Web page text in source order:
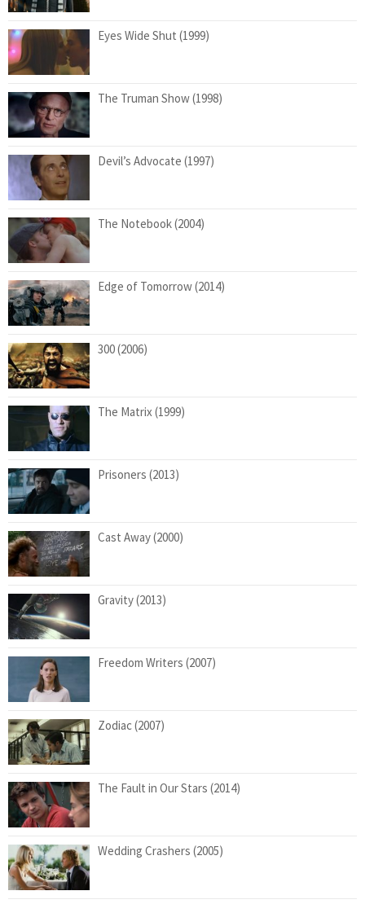
Eyes Wide Shut (1999)
The Truman Show (1998)
Devil’s Advocate (1997)
The Notebook (2004)
Edge of Tomorrow (2014)
300 (2006)
The Matrix (1999)
Prisoners (2013)
Cast Away (2000)
Gravity (2013)
Freedom Writers (2007)
Zodiac (2007)
The Fault in Our Stars (2014)
Wedding Crashers (2005)